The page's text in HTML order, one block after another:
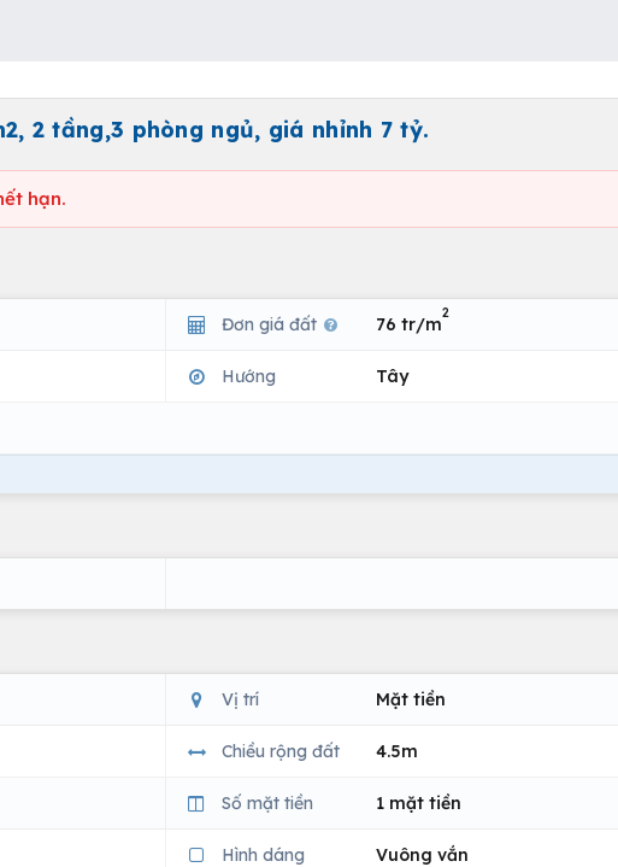
2 tầng,3 phòng ngủ, giá nhỉnh 7 tỷ.
hạn.
Đơn giá đất 76 tr/m
2
Hướng Tây
Vị trí Mặt tiền
Chiều rộng đất 4.5m
Số mặt tiền 1 mặt tiền
Hình dáng Vuông vắn